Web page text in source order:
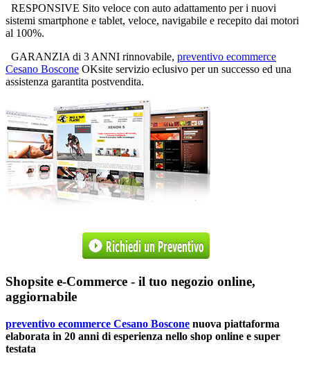
RESPONSIVE Sito veloce con auto adattamento per i nuovi
sistemi smartphone e tablet, veloce, navigabile e recepito dai motori
al 100%.
GARANZIA di 3 ANNI rinnovabile, preventivo ecommerce
Cesano Boscone OKsite servizio eclusivo per un successo ed una
assistenza garantita postvendita.
Shopsite e-Commerce - il tuo negozio online,
aggiornabile
preventivo ecommerce Cesano Boscone nuova piattaforma
elaborata in 20 anni di esperienza nello shop online e super
testata